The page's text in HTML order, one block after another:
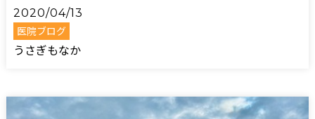
2020/04/13
医院ブログ
うさぎもなか